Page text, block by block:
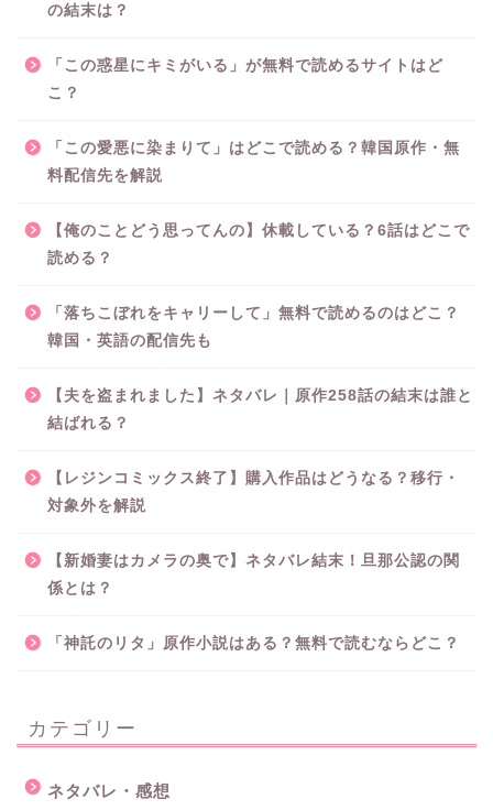
の結末は？
「この惑星にキミがいる」が無料で読めるサイトはど
こ？
「この愛悪に染まりて」はどこで読める？韓国原作・無
料配信先を解説
【俺のことどう思ってんの】休載している？6話はどこで
読める？
「落ちこぼれをキャリーして」無料で読めるのはどこ？
韓国・英語の配信先も
【夫を盗まれました】ネタバレ｜原作258話の結末は誰と
結ばれる？
【レジンコミックス終了】購入作品はどうなる？移行・
対象外を解説
【新婚妻はカメラの奥で】ネタバレ結末！旦那公認の関
係とは？
「神託のリタ」原作小説はある？無料で読むならどこ？
カテゴリー
ネタバレ・感想